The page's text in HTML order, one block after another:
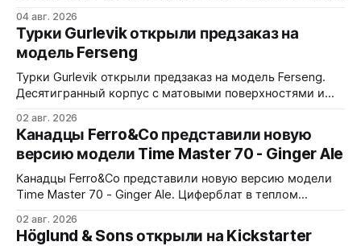
давлением спроса) - всё-таки выпущена в регулярной
коллекции Baltany. Четыре варианта - white, black, blue и
green. Микроротор, MOP циферблат с радиальным
рисунком, малая секундная стрелка синёного цвета.
38x10x44,2
04 авг. 2026
Турки Gurlevik открыли предзаказ на
модель Ferseng
Турки Gurlevik открыли предзаказ на модель Ferseng.
Десятигранный корпус с матовыми поверхностями и
узором из полированных ромбов. Шесть вариантов -
Blue, Gold, Ice, Coral, Purple и Green Turquoise 38x10x44
мм. Сапфировое стекло, 5 ATM. Miyota 9039 690
долларов. Отгрузка в декабре 2026 года
02 авг. 2026
Канадцы Ferro&Co представили новую
версию модели Time Master 70 - Ginger Ale
Канадцы Ferro&Co представили новую версию модели
Time Master 70 - Ginger Ale. Циферблат в теплом
вдохновленный стилистикой 1970-х годов. 39x11x47
мм. Корпус из 316L стали, матовая обработка с
02 авг. 2026
Höglund & Sons открыли на Kickstarter